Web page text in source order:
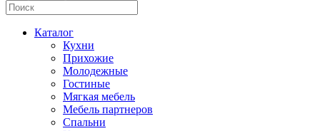
Каталог
Кухни
Прихожие
Молодежные
Гостиные
Мягкая мебель
Мебель партнеров
Спальни